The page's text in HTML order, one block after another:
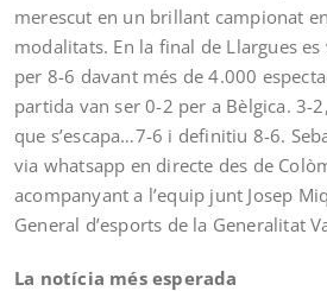
merescut en un brillant campionat
modalitats. En la final de Llargues
per 8-6 davant més de 4.000
partida van ser 0-2 per a Bèlgica. 3-
que s’escapa…7-6 i definitiu 8-6.
via whatsapp en directe des de
acompanyant a l’equip junt Josep
General d’esports de la Generalitat
La notícia més esperada